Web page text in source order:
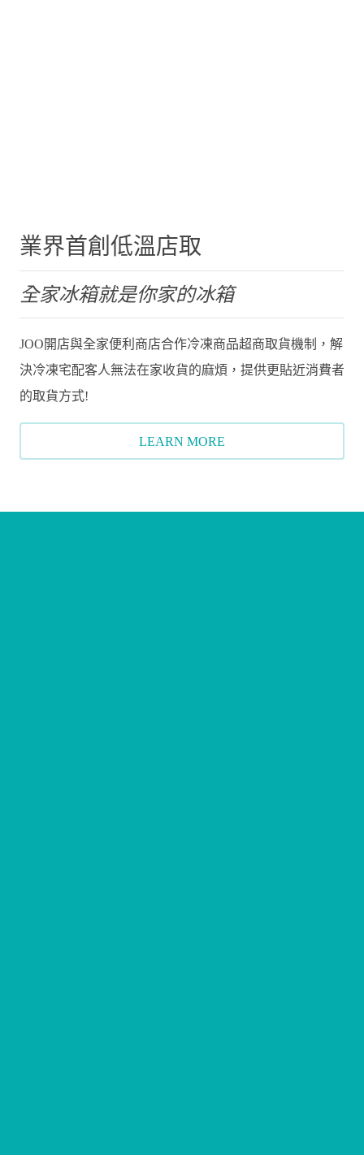
業界首創低溫店取
全家冰箱就是你家的冰箱
JOO開店與全家便利商店合作冷凍商品超商取貨機制，解
決冷凍宅配客人無法在家收貨的麻煩，提供更貼近消費者
的取貨方式!
LEARN MORE